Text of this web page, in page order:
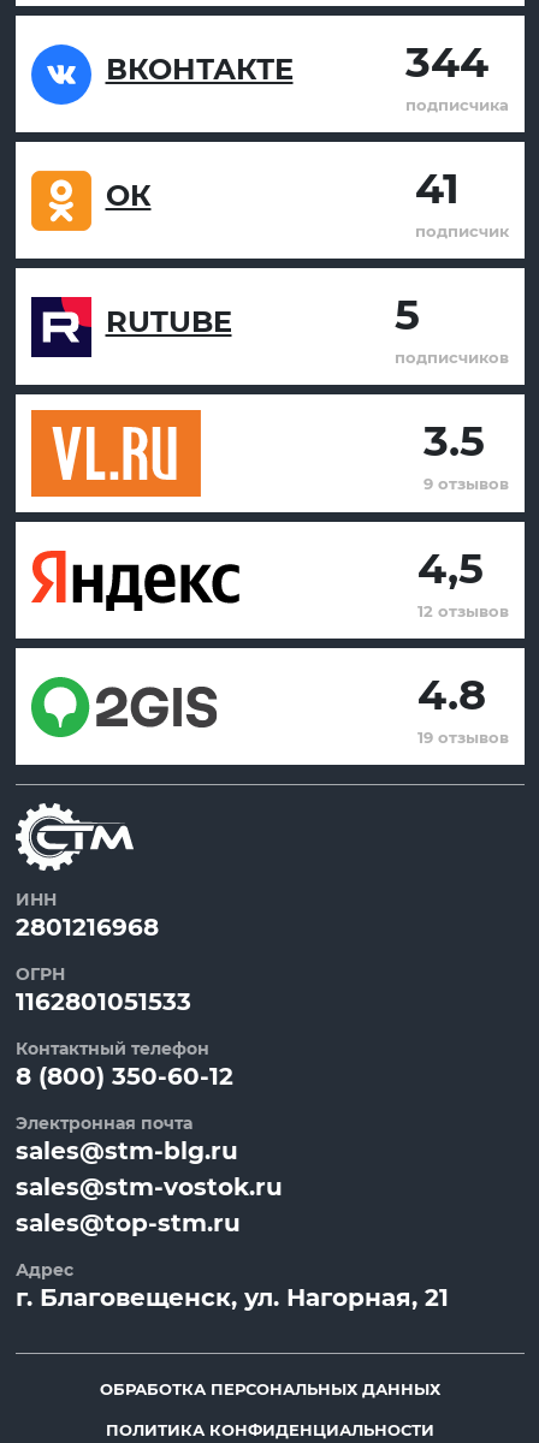
ВКОНТАКТЕ 344
подписчика
ОК 41
подписчик
RUTUBE 5
подписчиков
3.5
9 отзывов
4,5
12 отзывов
4.8
19 отзывов
ИНН
2801216968
ОГРН
1162801051533
Контактный телефон
8 (800) 350-60-12
Электронная почта
sales@stm-blg.ru
sales@stm-vostok.ru
sales@top-stm.ru
Адрес
г. Благовещенск, ул. Нагорная, 21
ОБРАБОТКА ПЕРСОНАЛЬНЫХ ДАННЫХ
ПОЛИТИКА КОНФИДЕНЦИАЛЬНОСТИ